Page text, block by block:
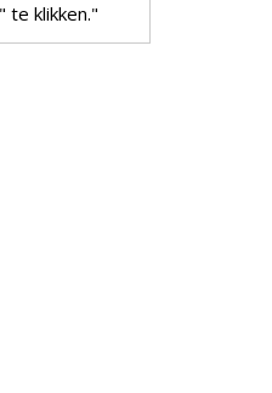
te klikken."